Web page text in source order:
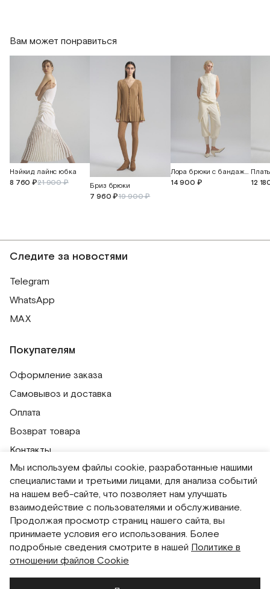
Вам может понравиться
Нэйкид лайнс юбка
8 760 ₽21 900 ₽
Бриз брюки
7 960 ₽19 900 ₽
Лора брюки с бандажным поясом и манжетами
14 900 ₽
12
Следите за новостями
Telegram
WhatsApp
MAX
Покупателям
Оформление заказа
Самовывоз и доставка
Оплата
Возврат товара
Контакты
Публичная оферта
Политика обработки персональных данных
Политика использования сессионных файлов
Согласие на получение рассылок
Согласие на обработку персональных данных
Система привилегий
Мы используем файлы cookie, разработанные нашими
специалистами и третьими лицами, для анализа событий
на нашем веб-сайте, что позволяет нам улучшать
взаимодействие с пользователями и обслуживание.
Продолжая просмотр страниц нашего сайта, вы
принимаете условия его использования. Более
подробные сведения смотрите в нашей Политике в
отношении файлов Cookie